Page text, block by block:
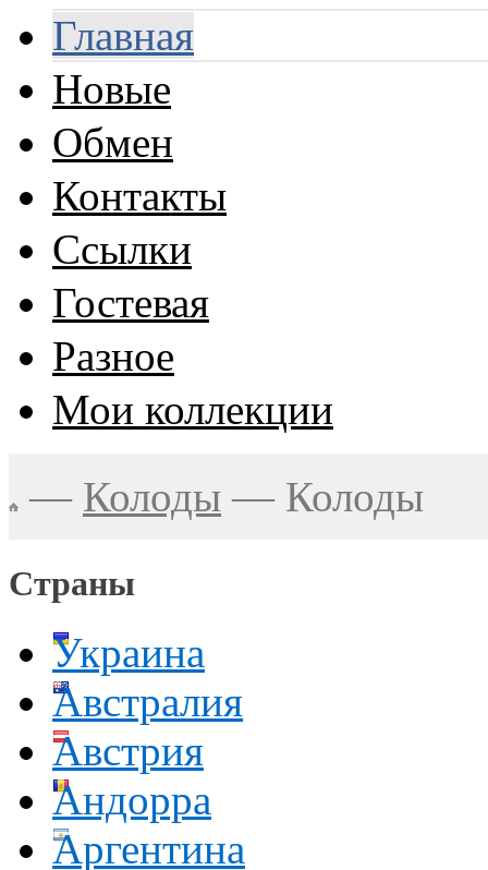
Главная
Новые
Обмен
Контакты
Ссылки
Гостевая
Разное
Мои коллекции
— Колоды — Колоды
Страны
Украина
Австралия
Австрия
Андорра
Аргентина